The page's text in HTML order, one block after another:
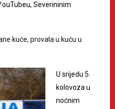
Severininim
kuće, provala u kuću u
U srijedu 5.
kolovoza u
noćnim